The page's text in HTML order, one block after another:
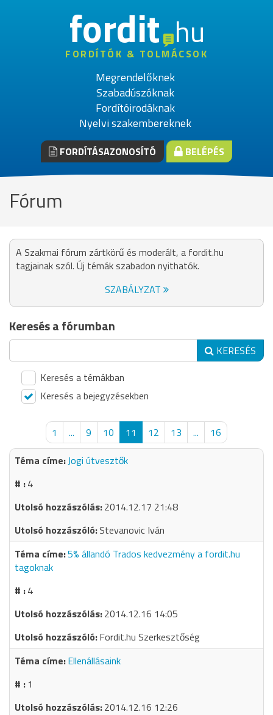
fordithu
FORDÍTÓK & TOLMÁCSOK
Megrendelőknek
Szabadúszóknak
Fordítóirodáknak
Nyelvi szakembereknek
FORDÍTÁSAZONOSÍTÓ BELÉPÉS
Fórum
A Szakmai fórum zártkörű és moderált, a fordit.hu
tagjainak szól. Új témák szabadon nyithatók.
SZABÁLYZAT
Keresés a fórumban
KERESÉS
Keresés a témákban
Keresés a bejegyzésekben
1 ... 9 10 11 12 13 ...
16
Jogi útvesztők
4
2014.12.17 21:48
Stevanovic Iván
5% állandó Trados kedvezmény a fordit.hu
tagoknak
4
2014.12.16 14:05
Fordit.hu Szerkesztőség
Ellenállásaink
1
2014.12.16 12:26